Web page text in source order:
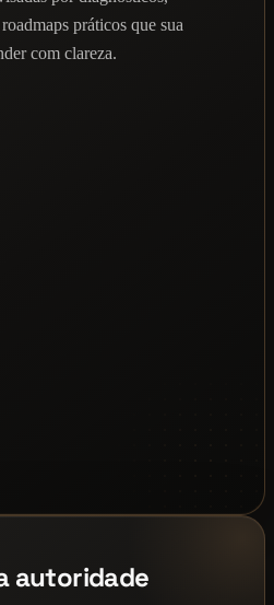
práticos que sua
com clareza.
autoridade